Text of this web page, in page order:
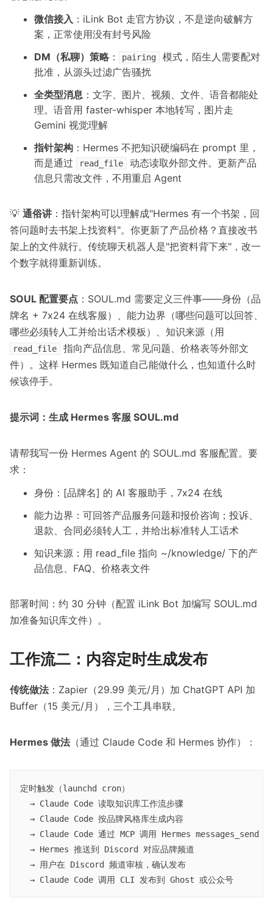
微信接入 ：iLink Bot 走官方协议，不是逆向破解方
案，正常使用没有封号风险
DM（私聊）策略 ： pairing
模式，陌生人需要配对
批准，从源头过滤广告骚扰
全类型消息 ：文字、图片、视频、文件、语音都能处
理。语音用 faster-whisper 本地转写，图片走
Gemini 视觉理解
指针架构 ：Hermes 不把知识硬编码在 prompt 里，
而是通过
read_file
动态读取外部文件。更新产品
信息只需改文件，不用重启 Agent
💡 通俗讲 ：指针架构可以理解成"Hermes 有一个书架，回
答问题时去书架上找资料"。你更新了产品价格？直接改书
架上的文件就行。传统聊天机器人是"把资料背下来"，改一
个数字就得重新训练。
SOUL 配置要点 ：SOUL.md 需要定义三件事——身份（品
牌名 + 7x24 在线客服）、能力边界（哪些问题可以回答、
哪些必须转人工并给出话术模板）、知识来源（用
read_file
指向产品信息、常见问题、价格表等外部文
件）。这样 Hermes 既知道自己能做什么，也知道什么时
候该停手。
提示词：生成 Hermes 客服 SOUL.md
请帮我写一份 Hermes Agent 的 SOUL.md 客服配置。要
求：
身份：[品牌名] 的 AI 客服助手，7x24 在线
能力边界：可回答产品服务问题和报价咨询；投诉、
退款、合同必须转人工，并给出标准转人工话术
知识来源：用 read_file 指向 ~/knowledge/ 下的产
品信息、FAQ、价格表文件
部署时间：约 30 分钟（配置 iLink Bot 加编写 SOUL.md
加准备知识库文件）。
工作流二：内容定时生成发布
传统做法：Zapier（29.99 美元/月）加 ChatGPT API 加
Buffer（15 美元/月），三个工具串联。
Hermes 做法（通过 Claude Code 和 Hermes 协作）：
定时触发（launchd cron）
  → Claude Code 读取知识库工作流步骤
  → Claude Code 按品牌风格库生成内容
  → Claude Code 通过 MCP 调用 Hermes messages_send
  → Hermes 推送到 Discord 对应品牌频道
  → 用户在 Discord 频道审核，确认发布